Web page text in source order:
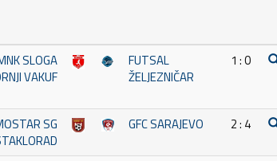
SLOGA
VAKUF
FUTSAL
ŽELJEZNIČAR
1 : 0
SG
GFC SARAJEVO 2 : 4